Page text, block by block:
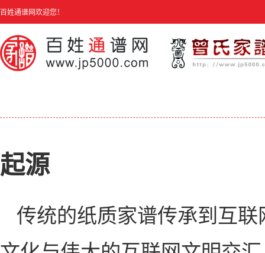
百姓通谱网欢迎您！
起源
传统的纸质家谱传承到互